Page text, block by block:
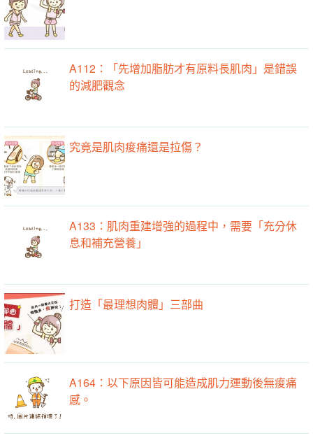
A112：「先增加脂肪才有原料長肌肉」是錯誤
的減肥觀念
究竟是肌肉痠痛還是拉傷？
A133：肌肉重建增強的過程中，需要「充分休
息和補充營養」
打造「最理想肉體」三部曲
A164：以下原因皆可能造成肌力運動後無痠痛
感。